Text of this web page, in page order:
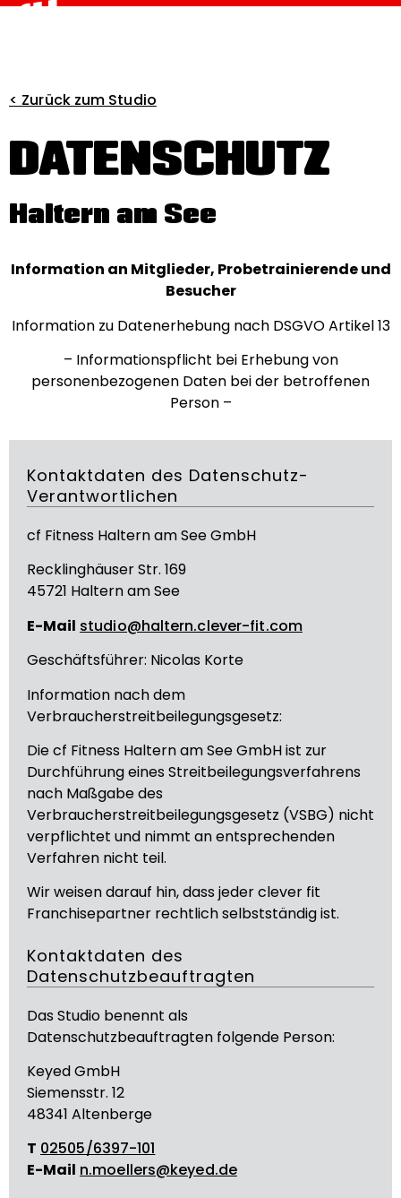
< Zurück zum Studio
DATENSCHUTZ
Haltern am See
Information an Mitglieder, Probetrainierende und
Besucher
Information zu Datenerhebung nach DSGVO Artikel 13
– Informationspflicht bei Erhebung von
personenbezogenen Daten bei der betroffenen
Person –
Kontaktdaten des Datenschutz-
Verantwortlichen
cf Fitness Haltern am See GmbH
Recklinghäuser Str. 169
45721 Haltern am See
E-Mail studio@haltern.clever-fit.com
Geschäftsführer: Nicolas Korte
Information nach dem
Verbraucherstreitbeilegungsgesetz:
Die cf Fitness Haltern am See GmbH ist zur
Durchführung eines Streitbeilegungsverfahrens
nach Maßgabe des
Verbraucherstreitbeilegungsgesetz (VSBG) nicht
verpflichtet und nimmt an entsprechenden
Verfahren nicht teil.
Wir weisen darauf hin, dass jeder clever fit
Franchisepartner rechtlich selbstständig ist.
Kontaktdaten des
Datenschutzbeauftragten
Das Studio benennt als
Datenschutzbeauftragten folgende Person:
Keyed GmbH
Siemensstr. 12
48341 Altenberge
T 02505/6397-101
E-Mail n.moellers@keyed.de